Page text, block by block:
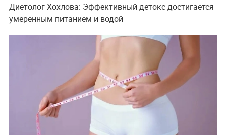
Диетолог Хохлова: Эффективный детокс достигается
умеренным питанием и водой